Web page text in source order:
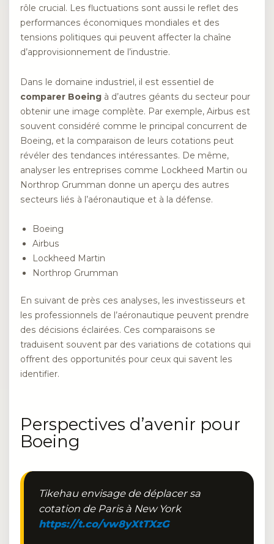
rôle crucial. Les fluctuations sont aussi le reflet des
performances économiques mondiales et des
tensions politiques qui peuvent affecter la chaîne
d’approvisionnement de l’industrie.
Dans le domaine industriel, il est essentiel de
comparer Boeing à d’autres géants du secteur pour
obtenir une image complète. Par exemple, Airbus est
souvent considéré comme le principal concurrent de
Boeing, et la comparaison de leurs cotations peut
révéler des tendances intéressantes. De même,
analyser les entreprises comme Lockheed Martin ou
Northrop Grumman donne un aperçu des autres
secteurs liés à l’aéronautique et à la défense.
Boeing
Airbus
Lockheed Martin
Northrop Grumman
En suivant de près ces analyses, les investisseurs et
les professionnels de l’aéronautique peuvent prendre
des décisions éclairées. Ces comparaisons se
traduisent souvent par des variations de cotations qui
offrent des opportunités pour ceux qui savent les
identifier.
Perspectives d’avenir pour
Boeing
Tikehau envisage de déplacer sa
cotation de Paris à New York
https://t.co/vw8yXtTXzG